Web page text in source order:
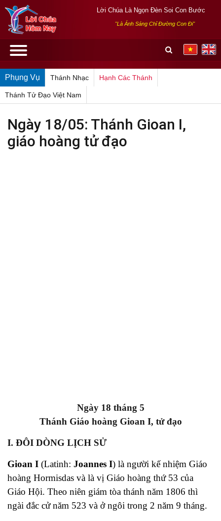
Lời Chúa Là Ngọn Đèn Soi Con Bước
"Là Ánh Sáng Chỉ Đường Con Đi"
Phụng Vụ Thánh Nhạc Hạnh Các Thánh
Thánh Tử Đạo Việt Nam
Ngày 18/05: Thánh Gioan I,
giáo hoàng tử đạo
Ngày 18 tháng 5
Thánh Giáo hoàng Gioan I, tử đạo
I. ĐÔI DÒNG LỊCH SỬ
Gioan I (Latinh: Joannes I) là người kế nhiệm Giáo
hoàng Hormisdas và là vị Giáo hoàng thứ 53 của
Giáo Hội. Theo niên giám tòa thánh năm 1806 thì
ngài đắc cử năm 523 và ở ngôi trong 2 năm 9 tháng.